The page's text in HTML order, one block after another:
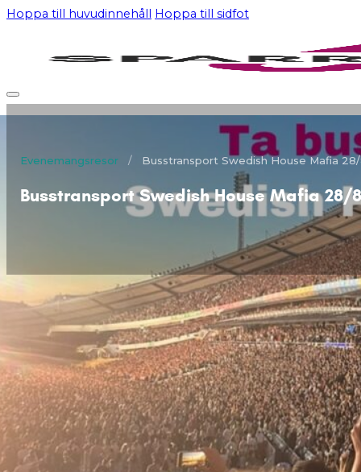
Hoppa till huvudinnehåll Hoppa till sidfot
Evenemangsresor / Busstransport Swedish House Mafia
Busstransport Swedish House Mafia 28/
OM RESAN
Busstransport Swedish House Mafia 28/
Sparrebäcks Buss erbjuder transport tur/retur Ullevi.
Bussen avgår 28 augusti:
Bohusläns museum kl 15:45